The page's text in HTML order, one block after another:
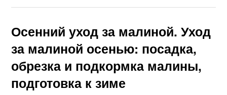
Осенний уход за малиной. Уход
за малиной осенью: посадка,
обрезка и подкормка малины,
подготовка к зиме